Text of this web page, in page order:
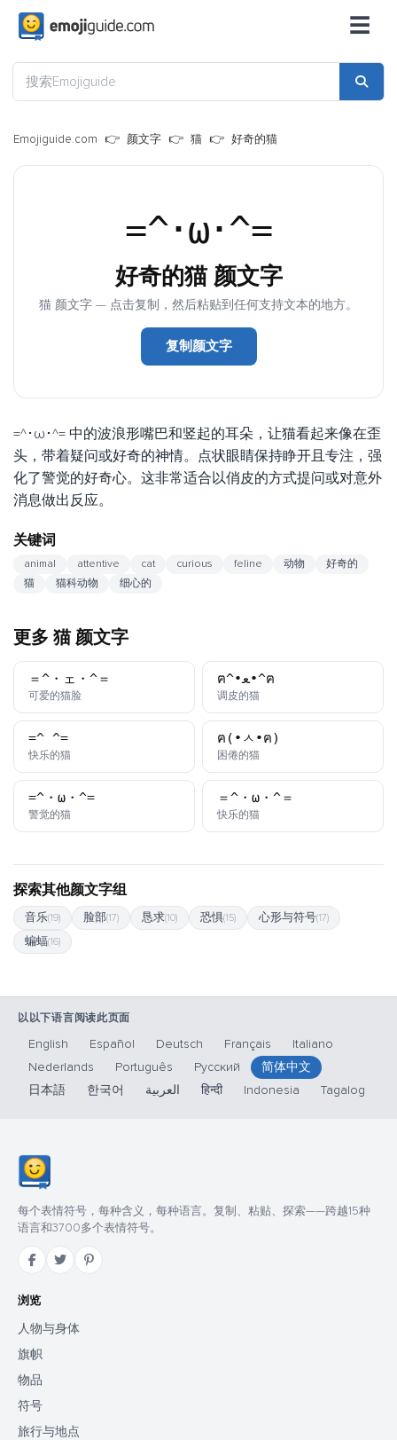
☰
Emojiguide.com 颜文字 猫 好奇的猫
=^･ω･^=
好奇的猫 颜文字
猫 颜文字 — 点击复制，然后粘贴到任何支持文本的地方。
复制颜文字
=^･ω･^= 中的波浪形嘴巴和竖起的耳朵，让猫看起来像在歪
头，带着疑问或好奇的神情。点状眼睛保持睁开且专注，强
化了警觉的好奇心。这非常适合以俏皮的方式提问或对意外
消息做出反应。
关键词
animal attentive cat curious feline 动物
好奇的
猫
猫科动物 细心的
更多 猫 颜文字
＝^・ェ・^＝
可爱的猫脸颜文字
ฅ^•ﻌ•^ฅ
调皮的猫颜文字
=^_^=
快乐的猫颜文字
ฅ(•ㅅ•ฅ)
困倦的猫颜文字
=^・ω・^=
警觉的猫颜文字
＝^・ω・^＝
快乐的猫颜文字
探索其他颜文字组
音乐(19) 脸部(17) 恳求(10) 恐惧(15) 心形与符号(17)
蝙蝠(16)
以以下语言阅读此页面
English Español Deutsch Français
Italiano
Nederlands
Português Русский
简体中文
日本語
한국어 العربية हिन्दी Indonesia Tagalog
每个表情符号，每种含义，每种语言。复制、粘贴、探索——跨越15种
语言和3700多个表情符号。
浏览
人物与身体
旗帜
物品
符号
旅行与地点